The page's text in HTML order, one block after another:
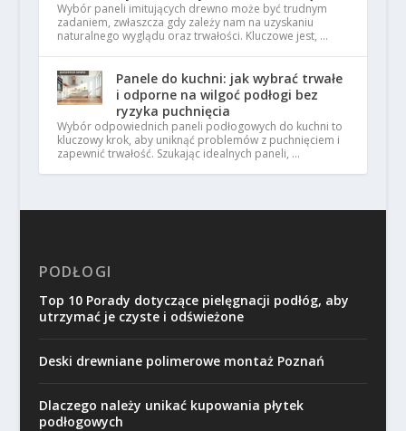
Wybór paneli imitujących drewno może być trudnym
zadaniem, zwłaszcza gdy zależy nam na uzyskaniu
naturalnego wyglądu oraz trwałości. Kluczowe jest, …
Panele do kuchni: jak wybrać trwałe
i odporne na wilgoć podłogi bez
ryzyka puchnięcia
Wybór odpowiednich paneli podłogowych do kuchni to
kluczowy krok, aby uniknąć problemów z puchnięciem i
zapewnić trwałość. Szukając idealnych paneli, …
PODŁOGI
Top 10 Porady dotyczące pielęgnacji podłóg, aby
utrzymać je czyste i odświeżone
Deski drewniane polimerowe montaż Poznań
Dlaczego należy unikać kupowania płytek
podłogowych